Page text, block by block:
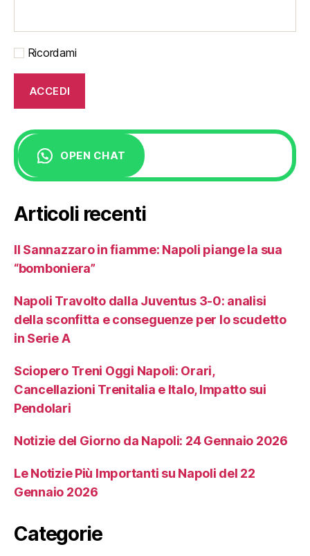
Ricordami
OPEN CHAT
Articoli recenti
Il Sannazzaro in fiamme: Napoli piange la sua
“bomboniera”
Napoli Travolto dalla Juventus 3-0: analisi
della sconfitta e conseguenze per lo scudetto
in Serie A
Sciopero Treni Oggi Napoli: Orari,
Cancellazioni Trenitalia e Italo, Impatto sui
Pendolari
Notizie del Giorno da Napoli: 24 Gennaio 2026
Le Notizie Più Importanti su Napoli del 22
Gennaio 2026
Categorie